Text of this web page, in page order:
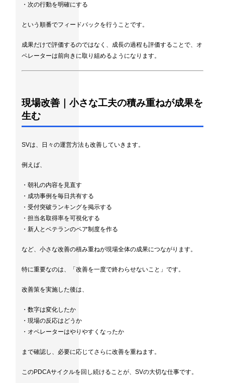
・次の行動を明確にする
という順番でフィードバックを行うことです。
成果だけで評価するのではなく、成長の過程も評価することで、オ
ペレーターは前向きに取り組めるようになります。
現場改善｜小さな工夫の積み重ねが成果を
生む
SVは、日々の運営方法も改善していきます。
例えば、
・朝礼の内容を見直す
・成功事例を毎日共有する
・受付突破ランキングを掲示する
・担当名取得率を可視化する
・新人とベテランのペア制度を作る
など、小さな改善の積み重ねが現場全体の成果につながります。
特に重要なのは、「改善を一度で終わらせないこと」です。
改善策を実施した後は、
・数字は変化したか
・現場の反応はどうか
・オペレーターはやりやすくなったか
まで確認し、必要に応じてさらに改善を重ねます。
このPDCAサイクルを回し続けることが、SVの大切な仕事です。